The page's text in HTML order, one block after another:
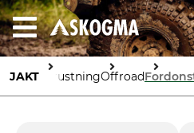
JAKT UtrustningOffroad